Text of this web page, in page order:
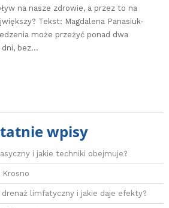
na nasze zdrowie, a przez to na
Tekst: Magdalena Panasiuk-
może przeżyć ponad dwa
dni, bez…
wpisy
i jakie techniki obejmuje?
limfatyczny i jakie daje efekty?